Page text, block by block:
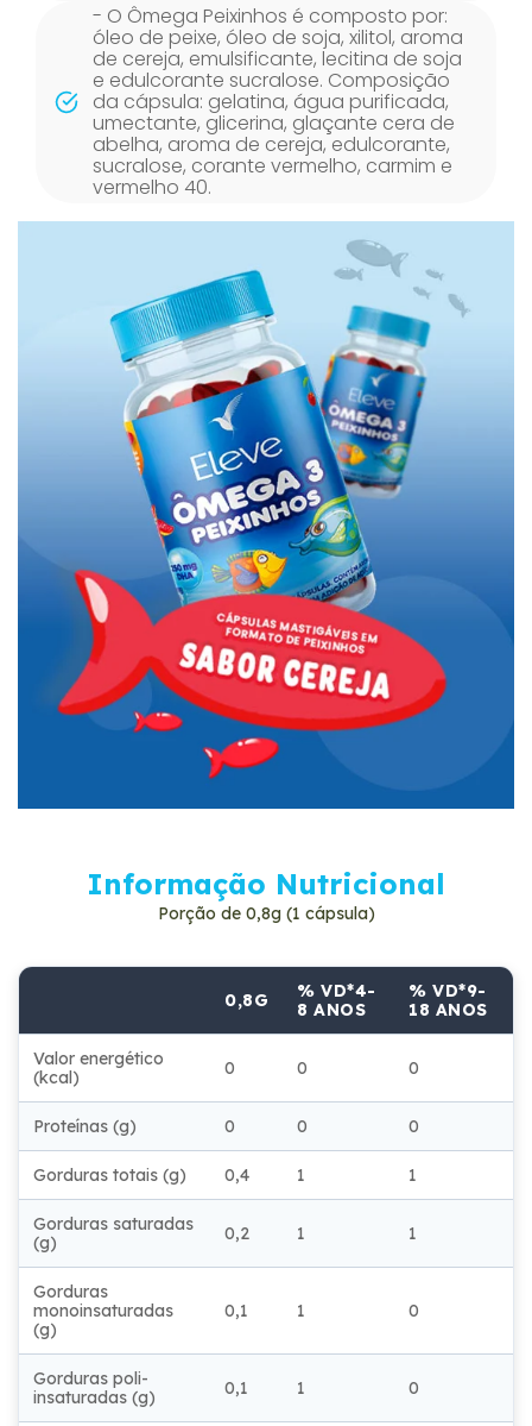
- O Ômega Peixinhos é composto por:
óleo de peixe, óleo de soja, xilitol, aroma
de cereja, emulsificante, lecitina de soja
e edulcorante sucralose. Composição
da cápsula: gelatina, água purificada,
umectante, glicerina, glaçante cera de
abelha, aroma de cereja, edulcorante,
sucralose, corante vermelho, carmim e
vermelho 40.
Informação Nutricional
Porção de 0,8g (1 cápsula)
0,8G
% VD*4-
8 ANOS
% VD*9-
18 ANOS
Valor energético
(kcal)
0 0 0
Proteínas (g) 0 0 0
Gorduras totais (g) 0,4 1 1
Gorduras saturadas
(g)
0,2 1 1
Gorduras
monoinsaturadas
(g)
0,1 1 0
Gorduras poli-
insaturadas (g)
0,1 1 0